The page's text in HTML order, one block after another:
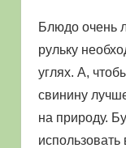
Блюдо очень
рульку
углях. А,
свинину
на природу.